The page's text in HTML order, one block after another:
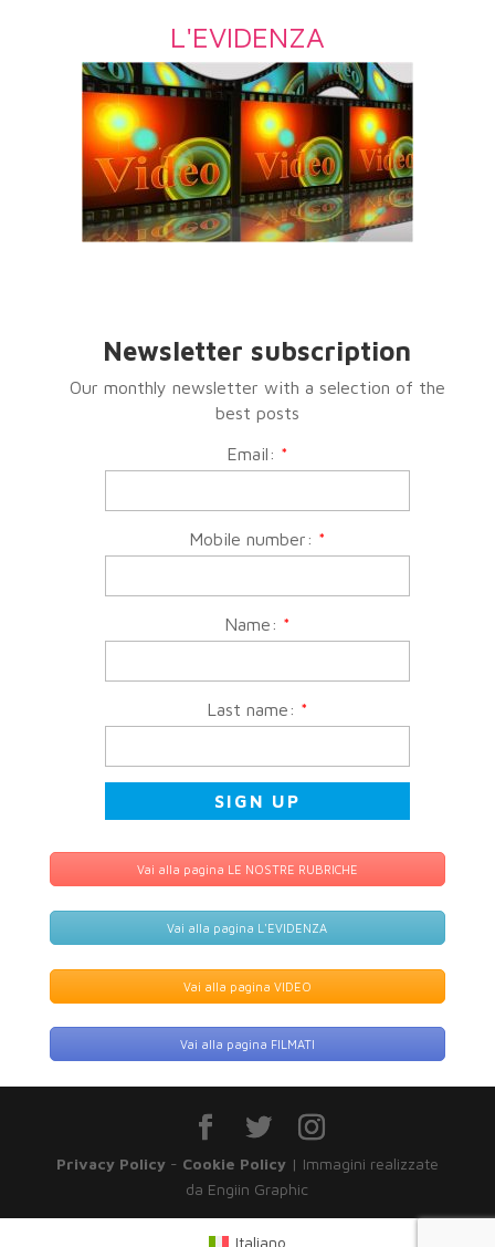
L'EVIDENZA
Newsletter subscription
Our monthly newsletter with a selection of the
best posts
Email: *
Mobile number: *
Name: *
Last name: *
Vai alla pagina LE NOSTRE RUBRICHE
Vai alla pagina L'EVIDENZA
Vai alla pagina VIDEO
Vai alla pagina FILMATI
Privacy Policy- Cookie Policy| Immagini realizzate
da Engiin Graphic
Italiano